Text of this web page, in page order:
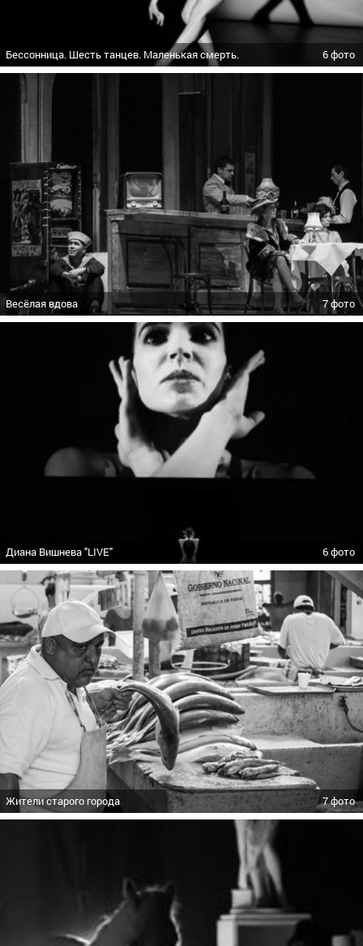
Бессонница. Шесть танцев. Маленькая смерть. 6 фото
Весёлая вдова 7 фото
Диана Вишнева "LIVE" 6 фото
Жители старого города 7 фото